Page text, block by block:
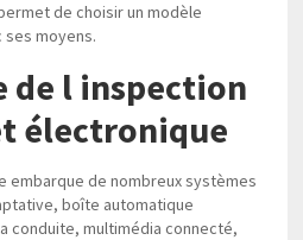
de choisir un modèle
moyens.
de l inspection
électronique
embarque de nombreux systèmes
boîte automatique
conduite, multimédia connecté,